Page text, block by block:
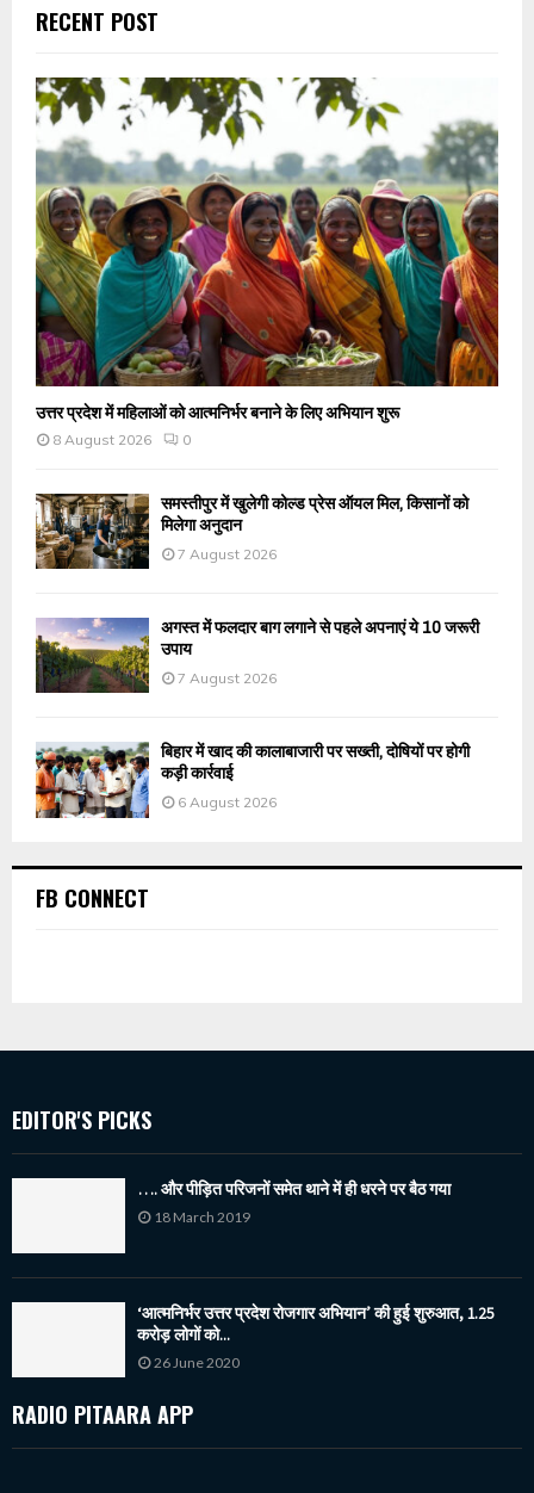
RECENT POST
उत्तर प्रदेश में महिलाओं को आत्मनिर्भर बनाने के लिए अभियान शुरू
8 August 2026
0
समस्तीपुर में खुलेगी कोल्ड प्रेस ऑयल मिल, किसानों को
मिलेगा अनुदान
7 August 2026
अगस्त में फलदार बाग लगाने से पहले अपनाएं ये 10 जरूरी
उपाय
7 August 2026
बिहार में खाद की कालाबाजारी पर सख्ती, दोषियों पर होगी
कड़ी कार्रवाई
6 August 2026
FB CONNECT
EDITOR'S PICKS
…. और पीड़ित परिजनों समेत थाने में ही धरने पर बैठ गया
18 March 2019
‘आत्मनिर्भर उत्तर प्रदेश रोजगार अभियान’ की हुई शुरुआत, 1.25
करोड़ लोगों को...
26 June 2020
RADIO PITAARA APP